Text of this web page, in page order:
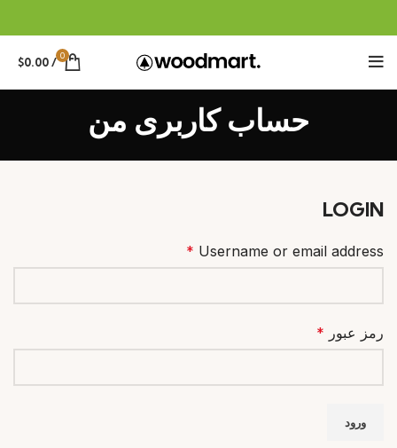
0
/
$0.00
حساب کاربری من
LOGIN
Username or email address
*
رمز عبور *
ورود